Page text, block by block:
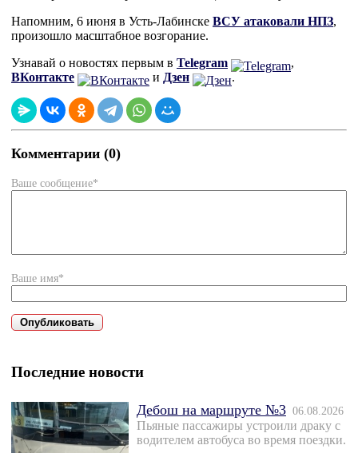
Напомним, 6 июня в Усть-Лабинске ВСУ атаковали НПЗ,
произошло масштабное возгорание.
Узнавай о новостях первым в Telegram
,
ВКонтакте
и Дзен .
Комментарии (0)
Ваше сообщение*
Ваше имя*
Последние новости
Дебош на маршруте №3 06.08.2026
Пьяные пассажиры устроили драку с
водителем автобуса во время поездки.